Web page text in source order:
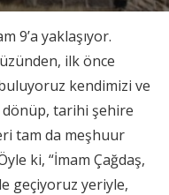
9’a yaklaşıyor.
ilk önce
kendimizi ve
dönüp, tarihi şehire
tam da meşhuur
ki, “İmam Çağdaş,
geçiyoruz yeriyle,